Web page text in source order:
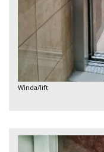
Winda/lift